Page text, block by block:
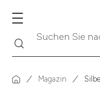
Suchen Sie
Magazin